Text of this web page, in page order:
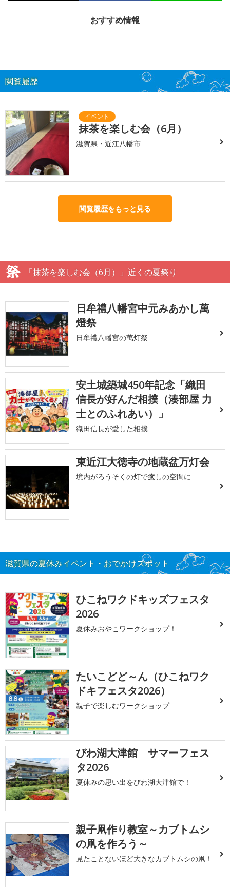
おすすめ情報
閲覧履歴
抹茶を楽しむ会（6月）
滋賀県・近江八幡市
閲覧履歴をもっと見る
「抹茶を楽しむ会（6月）」近くの夏祭り
日牟禮八幡宮中元みあかし萬
燈祭
日牟禮八幡宮の萬灯祭
安土城築城450年記念「織田
信長が好んだ相撲（湊部屋 力
士とのふれあい）」
織田信長が愛した相撲
東近江大徳寺の地蔵盆万灯会
境内がろうそくの灯で癒しの空間に
滋賀県の夏休みイベント・おでかけスポット
ひこねワクドキッズフェスタ
2026
夏休みおやこワークショップ！
たいこどど～ん（ひこねワク
ドキフェスタ2026）
親子で楽しむワークショップ
びわ湖大津館 サマーフェス
タ2026
夏休みの思い出をびわ湖大津館で！
親子凧作り教室～カブトムシ
の凧を作ろう～
見たことないほど大きなカブトムシの凧！